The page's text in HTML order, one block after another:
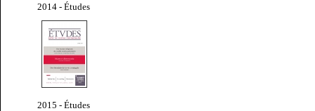
2014 - Études
2015 - Études